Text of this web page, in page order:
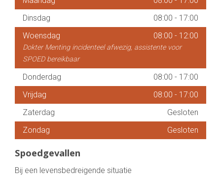
Dinsdag
08:00 - 17:00
Woensdag
08:00 - 12:00
Dokter Menting incidenteel afwezig, assistente voor
SPOED bereikbaar
Donderdag 08:00 - 17:00
Vrijdag
08:00 - 17:00
Zaterdag
Gesloten
Zondag
Gesloten
Spoedgevallen
Bij een levensbedreigende situatie